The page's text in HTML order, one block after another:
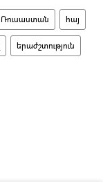
Ռուսաստան հայ
երաժշտություն